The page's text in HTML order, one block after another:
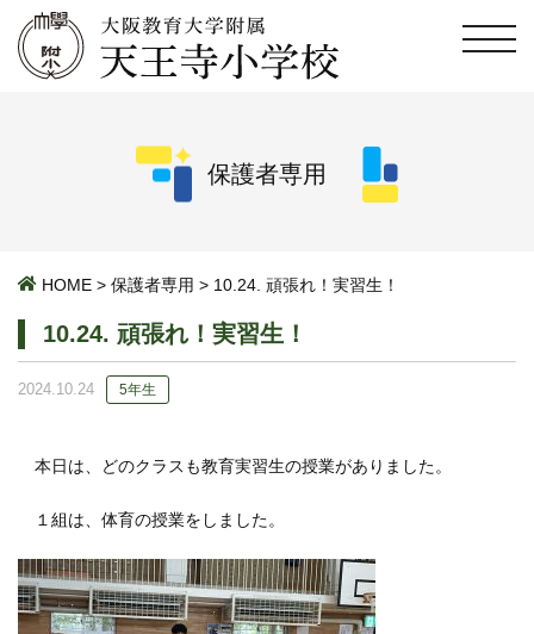
保護者専用
HOME > 保護者専用 > 10.24. 頑張れ！実習生！
10.24. 頑張れ！実習生！
2024.10.24 5年生
本日は、どのクラスも教育実習生の授業がありました。
１組は、体育の授業をしました。